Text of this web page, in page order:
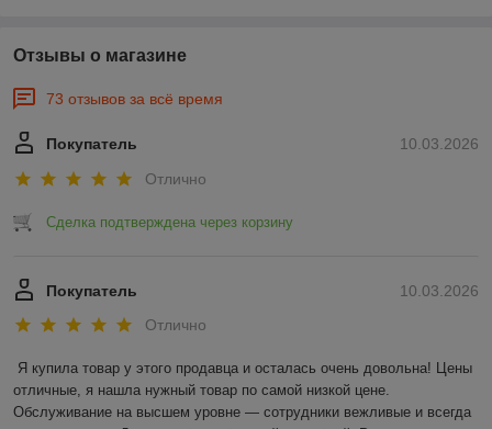
Отзывы о магазине
73 отзывов за всё время
10.03.2026
Покупатель
Отлично
Сделка подтверждена через корзину
10.03.2026
Покупатель
Отлично
Я купила товар у этого продавца и осталась очень довольна! Цены
отличные, я нашла нужный товар по самой низкой цене.
Обслуживание на высшем уровне — сотрудники вежливые и всегда